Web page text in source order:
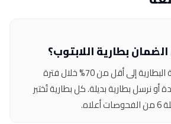
بطارية اللابتوب؟
نعم. إذا انخفضت صحة البطارية إلى أقل من 70% خلال فترة
أو نرسل بطارية بديلة. كل بطارية تُختبر